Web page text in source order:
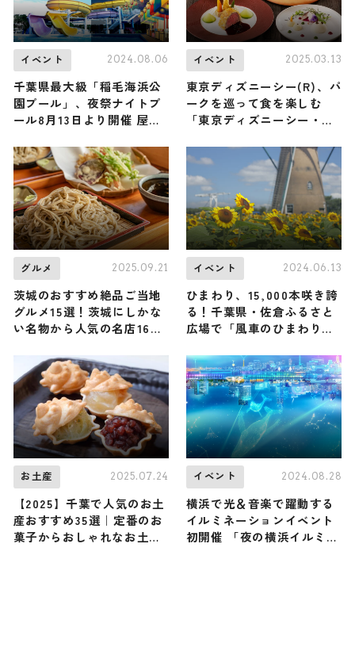
イベント 2024.08.06
千葉県最大級「稲毛海浜公
園プール」、夜祭ナイトプ
ール8月13日より開催 屋
る
イベント 2025.03.13
東京ディズニーシー(R)、パ
ークを巡って食を楽しむ
「東京ディズニーシー・フ
バル」が4月8日（火）から
開催
グルメ 2025.09.21
茨城のおすすめ絶品ご当地
グルメ15選！茨城にしかな
い名物から人気の名店16選
イベント 2024.06.13
ひまわり、15,000本咲き誇
る！千葉県・佐倉ふるさと
広場で「風車のひまわりガ
お土産 2025.07.24
【2025】千葉で人気のお土
産おすすめ35選｜定番のお
菓子からおしゃれなお土
イベント 2024.08.28
横浜で光＆音楽で躍動する
イルミネーションイベント
初開催 「夜の横浜イルミネ